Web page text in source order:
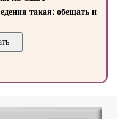
такая: обещать и